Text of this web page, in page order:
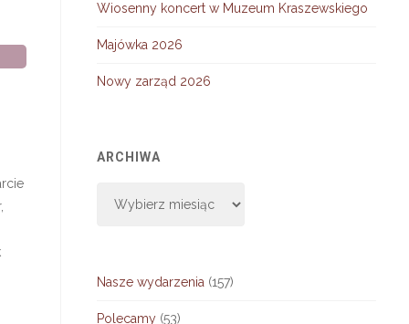
Wiosenny koncert w Muzeum Kraszewskiego
Majówka 2026
Nowy zarząd 2026
ARCHIWA
Nasze wydarzenia (157)
Polecamy (53)